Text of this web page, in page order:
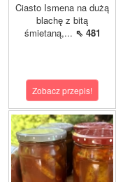
Ciasto Ismena na dużą
blachę z bitą
śmietaną,... ⇖ 481
Zobacz przepis!